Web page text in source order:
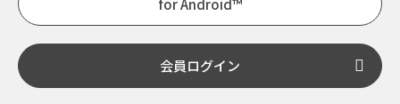
for Android™
会員ログイン